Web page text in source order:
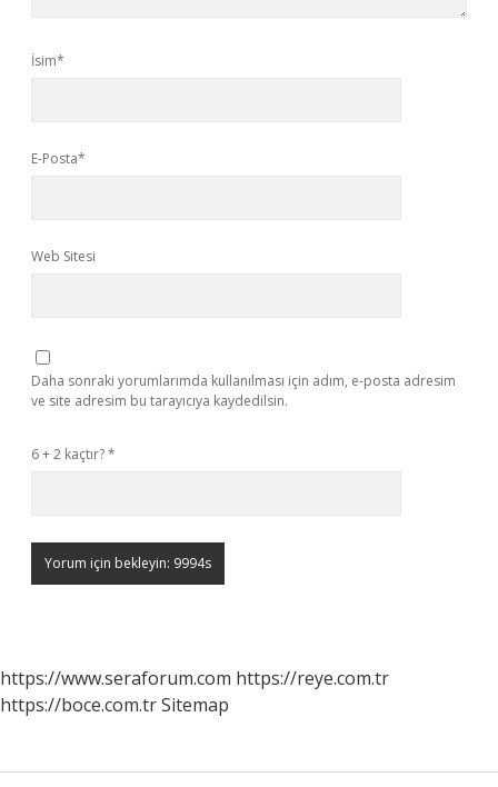
İsim*
E-Posta*
Web Sitesi
Daha sonraki yorumlarımda kullanılması için adım, e-posta adresim
ve site adresim bu tarayıcıya kaydedilsin.
6 + 2 kaçtır?*
https://www.seraforum.com https://reye.com.tr
https://boce.com.trSitemap